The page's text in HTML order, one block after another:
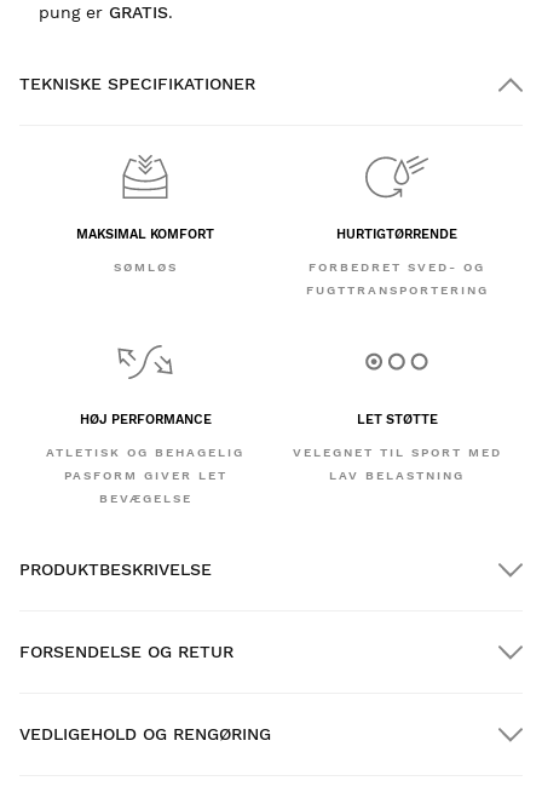
pung er GRATIS.
TEKNISKE SPECIFIKATIONER
MAKSIMAL KOMFORT
SØMLØS
HURTIGTØRRENDE
FORBEDRET SVED- OG
FUGTTRANSPORTERING
HØJ PERFORMANCE
ATLETISK OG BEHAGELIG
PASFORM GIVER LET
BEVÆGELSE
LET STØTTE
VELEGNET TIL SPORT MED
LAV BELASTNING
PRODUKTBESKRIVELSE
FORSENDELSE OG RETUR
VEDLIGEHOLD OG RENGØRING